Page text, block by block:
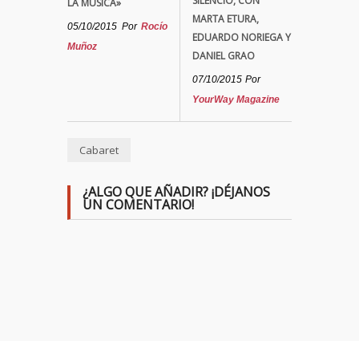
LA MÚSICA»
05/10/2015 Por Rocío
Muñoz
MARTA ETURA,
EDUARDO NORIEGA Y
DANIEL GRAO
07/10/2015 Por
YourWay Magazine
Cabaret
¿ALGO QUE AÑADIR? ¡DÉJANOS
UN COMENTARIO!